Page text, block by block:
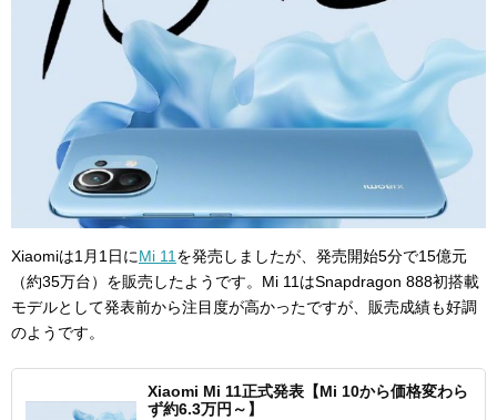
Xiaomiは1月1日にMi 11を発売しましたが、発売開始5分で15億元
（約35万台）を販売したようです。Mi 11はSnapdragon 888初搭載
モデルとして発表前から注目度が高かったですが、販売成績も好調
のようです。
Xiaomi Mi 11正式発表【Mi 10から価格変わら
ず約6.3万円～】